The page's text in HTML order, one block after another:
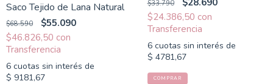
Saco Tejido de Lana Natural
$68.590
$55.090
$46.826,50 con
6 cuotas sin interés de
$ 9181,67
$33.790
$24.386,50 con
6 cuotas sin interés de
$ 4781,67
COMPRAR